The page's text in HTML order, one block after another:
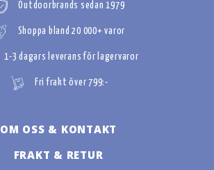
Outdoorbrands sedan 1979
Shoppa bland 20 000+ varor
1-3 dagars leverans för lagervaror
Fri frakt över 799:-
OM OSS & KONTAKT
FRAKT & RETUR